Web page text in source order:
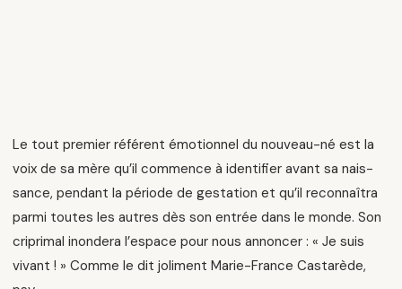
Le tout premier référent émotionnel du nouveau-né est la
voix de sa mère qu’il commence à identifier avant sa nais-
sance, pendant la période de gestation et qu’il reconnaîtra
parmi toutes les autres dès son entrée dans le monde. Son
criprimal inondera l’espace pour nous annoncer : « Je suis
vivant ! » Comme le dit joliment Marie-France Castarède,